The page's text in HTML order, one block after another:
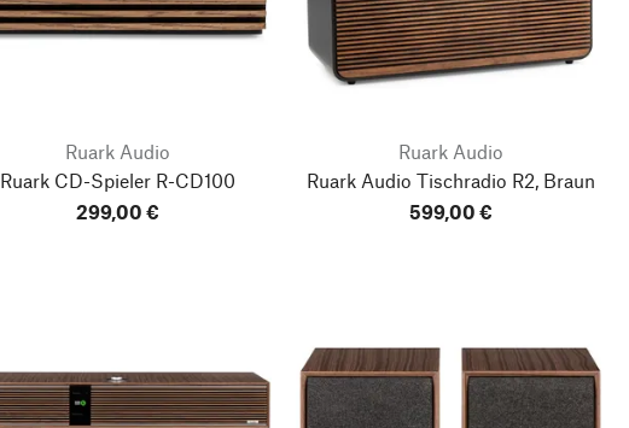
Ruark Audio
Ruark CD-Spieler R-CD100
299,00 €
Ruark Audio
Ruark Audio Tischradio R2, Braun
599,00 €